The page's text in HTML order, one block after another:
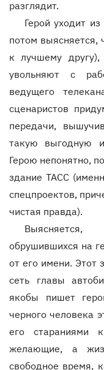
разглядит.
Герой уходит
потом выясняется,
к лучшему
увольняют с
ведущего
сценаристов
передачи,
такую выгодную
Герою непонятно,
здание ТАСС
спецпроектов,
чистая правда).
обрушившихся на
от его имени. Этот
сеть главы
якобы пишет
черного человека
его стараниями
желающие, а
свободное время,